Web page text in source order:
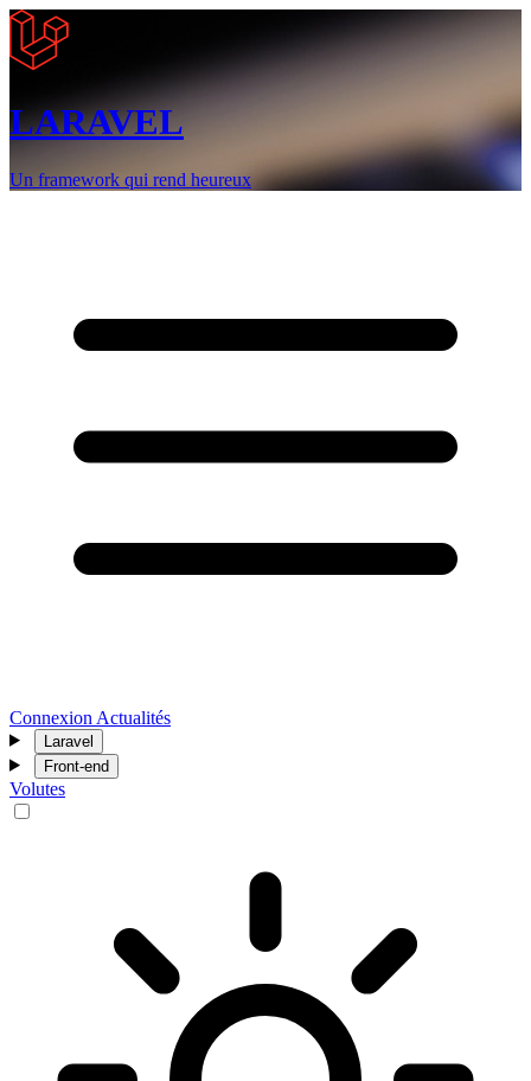
LARAVEL
Un framework qui rend heureux
Connexion Actualités
Laravel
Front-end
Volutes